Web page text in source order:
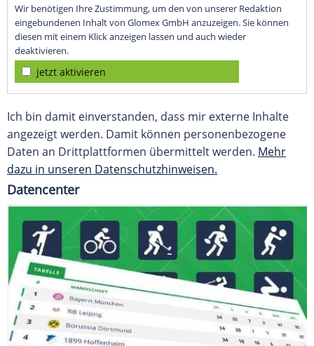
Wir benötigen Ihre Zustimmung, um den von unserer Redaktion
eingebundenen Inhalt von Glomex GmbH anzuzeigen. Sie können
diesen mit einem Klick anzeigen lassen und auch wieder
deaktivieren.
jetzt aktivieren
Ich bin damit einverstanden, dass mir externe Inhalte
angezeigt werden. Damit können personenbezogene
Daten an Drittplattformen übermittelt werden. Mehr
dazu in unseren Datenschutzhinweisen.
Datencenter